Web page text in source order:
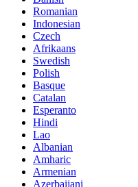
Romanian
Indonesian
Czech
Afrikaans
Swedish
Polish
Basque
Catalan
Esperanto
Hindi
Lao
Albanian
Amharic
Armenian
Azerbaijani